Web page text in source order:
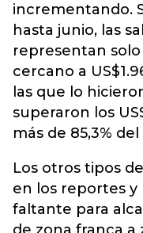
incrementando.
hasta junio, las
representan solo
cercano a
las que lo
superaron los
más de 85,3%
Los otros tipos
en los reportes y
faltante para